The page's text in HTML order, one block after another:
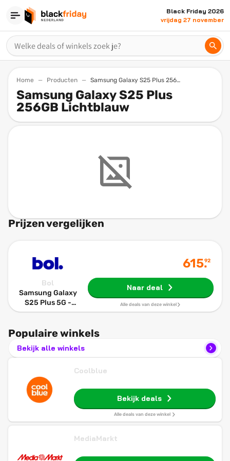
Black Friday 2026
vrijdag 27 november
Home Producten Samsung Galaxy S25 Plus 256gb Lichtblauw
Samsung Galaxy S25 Plus
256GB Lichtblauw
Prijzen vergelijken
Bol
Samsung Galaxy
S25 Plus 5G -
256GB - Icy Blue
615.
92
Naar deal
Alle deals van deze winkel
Populaire winkels
Bekijk alle winkels
Coolblue
Bekijk deals
Alle deals van deze winkel
MediaMarkt